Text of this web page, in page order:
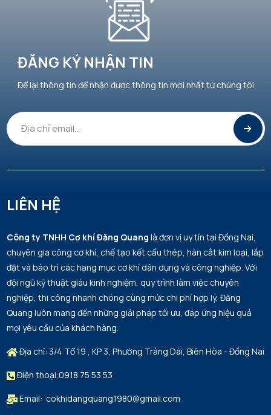
ĐĂNG KÝ NHẬN TIN
Để lại thông tin để nhận được thông tin mới nhất từ chúng tôi
LIÊN HỆ
Công ty TNHH Cơ khí Đăng Quang là đơn vị uy tín tại Đồng Nai,
chuyên gia công cơ khí, chế tạo kết cấu thép, hàn cắt kim loại, lắp
đặt và bảo trì các hạng mục cơ khí dân dụng và công nghiệp. Với
đội ngũ kỹ thuật giàu kinh nghiệm, quy trình làm việc chuyên
nghiệp, thi công nhanh chóng cùng mức chi phí hợp lý, Đăng
Quang luôn mang đến những giải pháp tối ưu, đáp ứng hiệu quả
mọi yêu cầu của khách hàng.
Địa chỉ: 3/4 Tổ 19 , KP 3, Phường Trảng Dài, Biên Hòa - Đồng Nai
Điện thoại:0918 75 53 53
Email: cokhidangquang1980@gmail.com